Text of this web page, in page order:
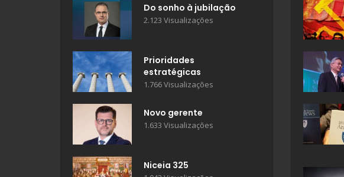
Do sonho à jubilação
2.123 Visualizações
Prioridades
estratégicas
1.766 Visualizações
Novo gerente
1.633 Visualizações
Niceia 325